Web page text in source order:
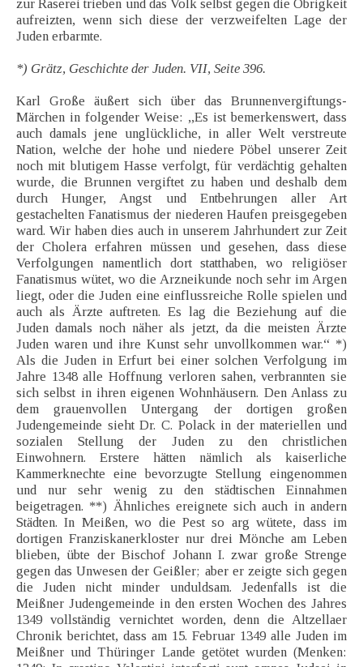
zur Raserei trieben und das Volk selbst gegen die Obrigkeit
aufreizten, wenn sich diese der verzweifelten Lage der
Juden erbarmte.
*) Grätz, Geschichte der Juden. VII, Seite 396.
Karl Große äußert sich über das Brunnenvergiftungs-
Märchen in folgender Weise: ,,Es ist bemerkenswert, dass
auch damals jene unglückliche, in aller Welt verstreute
Nation, welche der hohe und niedere Pöbel unserer Zeit
noch mit blutigem Hasse verfolgt, für verdächtig gehalten
wurde, die Brunnen vergiftet zu haben und deshalb dem
durch Hunger, Angst und Entbehrungen aller Art
gestachelten Fanatismus der niederen Haufen preisgegeben
ward. Wir haben dies auch in unserem Jahrhundert zur Zeit
der Cholera erfahren müssen und gesehen, dass diese
Verfolgungen namentlich dort statthaben, wo religiöser
Fanatismus wütet, wo die Arzneikunde noch sehr im Argen
liegt, oder die Juden eine einflussreiche Rolle spielen und
auch als Ärzte auftreten. Es lag die Beziehung auf die
Juden damals noch näher als jetzt, da die meisten Ärzte
Juden waren und ihre Kunst sehr unvollkommen war.“ *)
Als die Juden in Erfurt bei einer solchen Verfolgung im
Jahre 1348 alle Hoffnung verloren sahen, verbrannten sie
sich selbst in ihren eigenen Wohnhäusern. Den Anlass zu
dem grauenvollen Untergang der dortigen großen
Judengemeinde sieht Dr. C. Polack in der materiellen und
sozialen Stellung der Juden zu den christlichen
Einwohnern. Erstere hätten nämlich als kaiserliche
Kammerknechte eine bevorzugte Stellung eingenommen
und nur sehr wenig zu den städtischen Einnahmen
beigetragen. **) Ähnliches ereignete sich auch in andern
Städten. In Meißen, wo die Pest so arg wütete, dass im
dortigen Franziskanerkloster nur drei Mönche am Leben
blieben, übte der Bischof Johann I. zwar große Strenge
gegen das Unwesen der Geißler; aber er zeigte sich gegen
die Juden nicht minder unduldsam. Jedenfalls ist die
Meißner Judengemeinde in den ersten Wochen des Jahres
1349 vollständig vernichtet worden, denn die Altzellaer
Chronik berichtet, dass am 15. Februar 1349 alle Juden im
Meißner und Thüringer Lande getötet wurden (Menken: